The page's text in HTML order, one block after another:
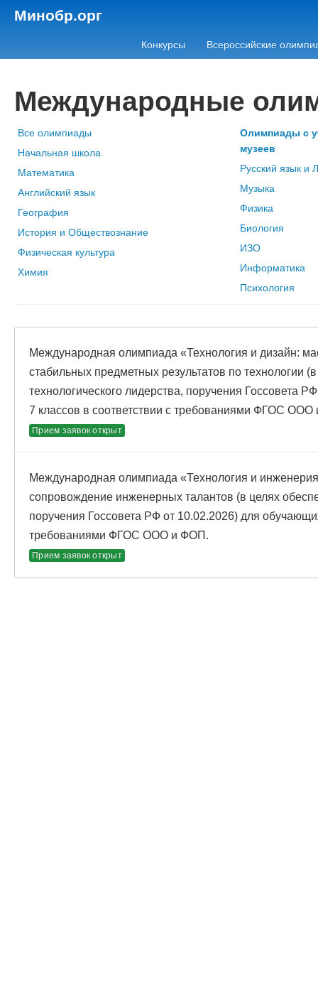
Минобр.орг
Конкурсы Всероссийские
Международные
Все олимпиады
Начальная школа
Математика
Английский язык
География
История и Обществознание
Физическая культура
Химия
Олимпиады с
музеев
Русский язык и
Музыка
Физика
Биология
ИЗО
Информатика
Психология
Международная олимпиада «Технология и дизайн:
стабильных предметных результатов по технологии
технологического лидерства, поручения Госсовета
7 классов в соответствии с требованиями ФГОС
Прием заявок открыт
Международная олимпиада «Технология и
сопровождение инженерных талантов (в целях
поручения Госсовета РФ от 10.02.2026) для
требованиями ФГОС ООО и ФОП.
Прием заявок открыт